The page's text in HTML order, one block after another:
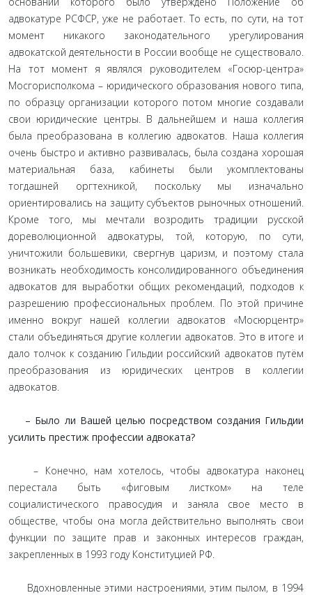
адвокатуре РСФСР, уже не работает. То есть, по сути, на тот
момент никакого законодательного урегулирования
адвокатской деятельности в России вообще не существовало.
На тот момент я являлся руководителем «Госюр-центра»
Мосгорисполкома – юридического образования нового типа,
по образцу организации которого потом многие создавали
свои юридические центры. В дальнейшем и наша коллегия
была преобразована в коллегию адвокатов. Наша коллегия
очень быстро и активно развивалась, была создана хорошая
материальная база, кабинеты были укомплектованы
тогдашней оргтехникой, поскольку мы изначально
ориентировались на защиту субъектов рыночных отношений.
Кроме того, мы мечтали возродить традиции русской
дореволюционной адвокатуры, той, которую, по сути,
уничтожили большевики, свергнув царизм, и поэтому стала
возникать необходимость консолидированного объединения
адвокатов для выработки общих рекомендаций, подходов к
разрешению профессиональных проблем. По этой причине
именно вокруг нашей коллегии адвокатов «Мосюрцентр»
стали объединяться другие коллегии адвокатов. Это в итоге и
дало толчок к созданию Гильдии российский адвокатов путём
преобразования из юридических центров в коллегии
адвокатов.
– Было ли Вашей целью посредством создания Гильдии
усилить престиж профессии адвоката?
– Конечно, нам хотелось, чтобы адвокатура наконец
перестала быть «фиговым листком» на теле
социалистического правосудия и заняла свое место в
обществе, чтобы она могла действительно выполнять свои
функции по защите прав и законных интересов граждан,
закрепленных в 1993 году Конституцией РФ.
Вдохновленные этими настроениями, этим пылом, в 1994